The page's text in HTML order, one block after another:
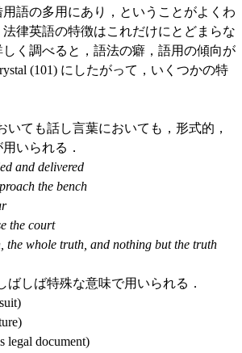
語の多用にあり，ということがよくわ
律英語の特徴はこれだけにとどまらな
く調べると，語法の癖，語用の傾向が
(101) にしたがって，いくつかの特
いても話し言葉においても，形式的，
いられる．
and delivered
the bench
the court
the whole truth, and nothing but the truth
ばしば特殊な意味で用いられる．
legal document)